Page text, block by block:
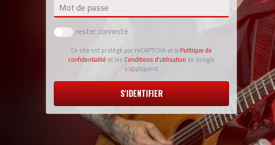
Mot de passe
rester connecté
Ce site est protégé par reCAPTCHA et la Politique de
confidentialité et les Conditions d'utilisation de Google
s'appliquent.
S'IDENTIFIER